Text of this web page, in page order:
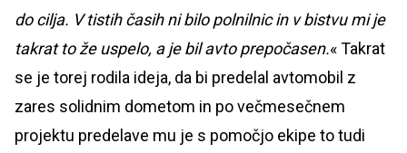
do cilja. V tistih časih ni bilo polnilnic in v bistvu mi je
takrat to že uspelo, a je bil avto prepočasen.« Takrat
se je torej rodila ideja, da bi predelal avtomobil z
zares solidnim dometom in po večmesečnem
projektu predelave mu je s pomočjo ekipe to tudi